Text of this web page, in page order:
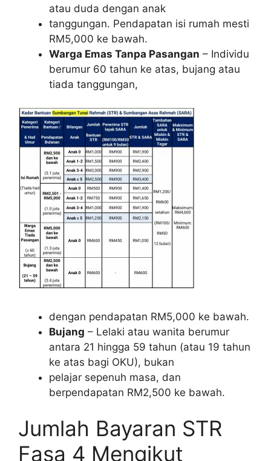
atau duda dengan anak
tanggungan. Pendapatan isi rumah mesti
RM5,000 ke bawah.
Warga Emas Tanpa Pasangan – Individu
berumur 60 tahun ke atas, bujang atau
tiada tanggungan,
dengan pendapatan RM5,000 ke bawah.
Bujang – Lelaki atau wanita berumur
antara 21 hingga 59 tahun (atau 19 tahun
ke atas bagi OKU), bukan
pelajar sepenuh masa, dan
berpendapatan RM2,500 ke bawah.
Jumlah Bayaran STR
Fasa 4 Mengikut